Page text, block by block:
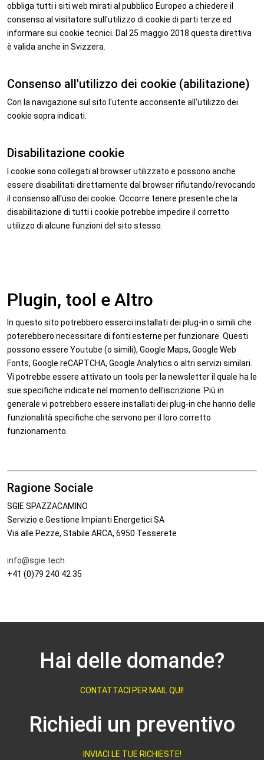
obbliga tutti i siti web mirati al pubblico Europeo a chiedere il
consenso al visitatore sull'utilizzo di cookie di parti terze ed
informare sui cookie tecnici. Dal 25 maggio 2018 questa direttiva
è valida anche in Svizzera.
Consenso all'utilizzo dei cookie (abilitazione)
Con la navigazione sul sito l'utente acconsente all'utilizzo dei
cookie sopra indicati.
Disabilitazione cookie
I cookie sono collegati al browser utilizzato e possono anche
essere disabilitati direttamente dal browser rifiutando/revocando
il consenso all'uso dei cookie. Occorre tenere presente che la
disabilitazione di tutti i cookie potrebbe impedire il corretto
utilizzo di alcune funzioni del sito stesso.
Plugin, tool e Altro
In questo sito potrebbero esserci installati dei plug-in o simili che
poterebbero necessitare di fonti esterne per funzionare. Questi
possono essere Youtube (o simili), Google Maps, Google Web
Fonts, Google reCAPTCHA, Google Analytics o altri servizi similari.
Vi potrebbe essere attivato un tools per la newsletter il quale ha le
sue specifiche indicate nel momento dell'iscrizione. Più in
generale vi potrebbero essere installati dei plug-in che hanno delle
funzionalità specifiche che servono per il loro corretto
funzionamento.
Ragione Sociale
SGIE SPAZZACAMINO
Servizio e Gestione Impianti Energetici SA
Via alle Pezze, Stabile ARCA, 6950 Tesserete
info@sgie.tech
+41 (0)79 240 42 35
Hai delle domande?
CONTATTACI PER MAIL QUI!
Richiedi un preventivo
INVIACI LE TUE RICHIESTE!